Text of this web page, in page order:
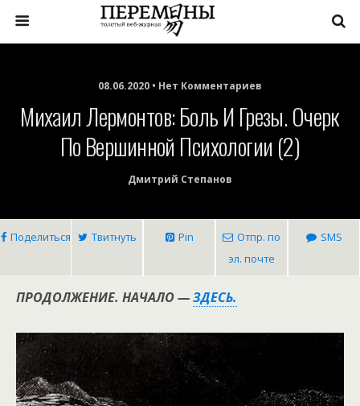
08.06.2020 • Нет Комментариев
Михаил Лермонтов: Боль И Грезы. Очерк
По Вершинной Психологии (2)
Дмитрий Степанов
Поделиться Твитнуть Pin
Отпр. по
эл. почте
SMS
ПРОДОЛЖЕНИЕ. НАЧАЛО —ЗДЕСЬ.